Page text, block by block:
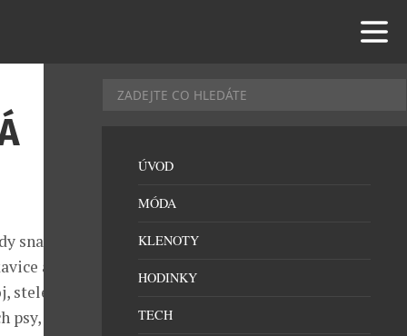
snazší si
a na
stele
nosil
ÚVOD
MÓDA
KLENOTY
HODINKY
TECH